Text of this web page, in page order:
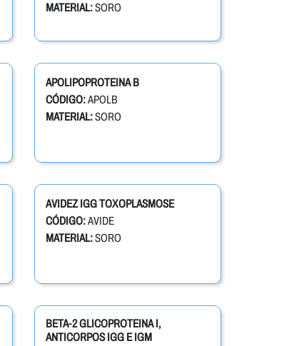
MATERIAL:SORO
APOLIPOPROTEINA B
CÓDIGO:APOLB
MATERIAL:SORO
AVIDEZ IGG TOXOPLASMOSE
CÓDIGO:AVIDE
MATERIAL:SORO
BETA-2 GLICOPROTEINA I,
ANTICORPOS IGG E IGM